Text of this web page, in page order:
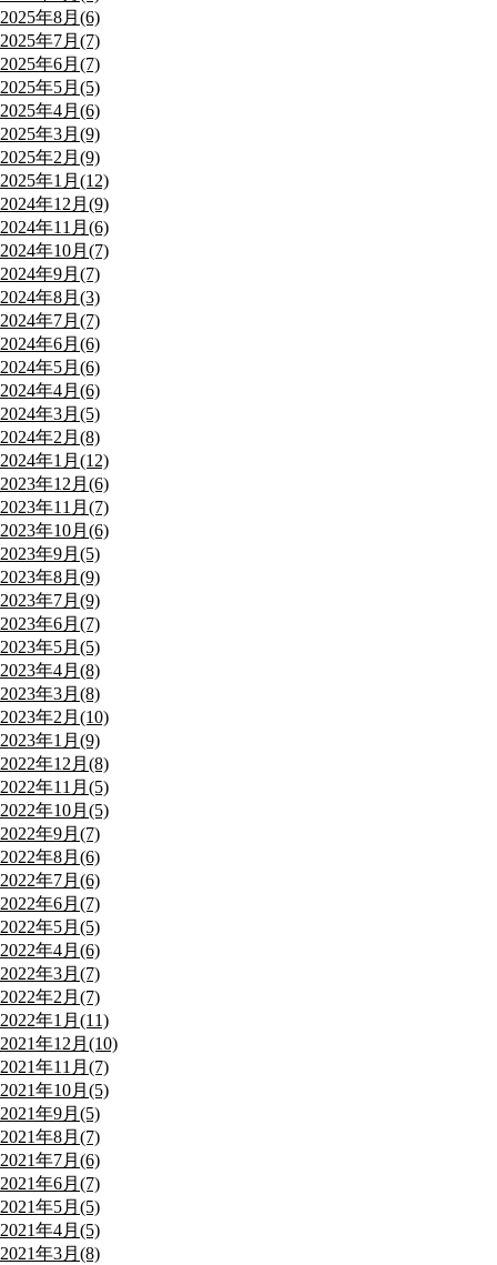
2025年8月(6)
2025年7月(7)
2025年6月(7)
2025年5月(5)
2025年4月(6)
2025年3月(9)
2025年2月(9)
2025年1月(12)
2024年12月(9)
2024年11月(6)
2024年10月(7)
2024年9月(7)
2024年8月(3)
2024年7月(7)
2024年6月(6)
2024年5月(6)
2024年4月(6)
2024年3月(5)
2024年2月(8)
2024年1月(12)
2023年12月(6)
2023年11月(7)
2023年10月(6)
2023年9月(5)
2023年8月(9)
2023年7月(9)
2023年6月(7)
2023年5月(5)
2023年4月(8)
2023年3月(8)
2023年2月(10)
2023年1月(9)
2022年12月(8)
2022年11月(5)
2022年10月(5)
2022年9月(7)
2022年8月(6)
2022年7月(6)
2022年6月(7)
2022年5月(5)
2022年4月(6)
2022年3月(7)
2022年2月(7)
2022年1月(11)
2021年12月(10)
2021年11月(7)
2021年10月(5)
2021年9月(5)
2021年8月(7)
2021年7月(6)
2021年6月(7)
2021年5月(5)
2021年4月(5)
2021年3月(8)